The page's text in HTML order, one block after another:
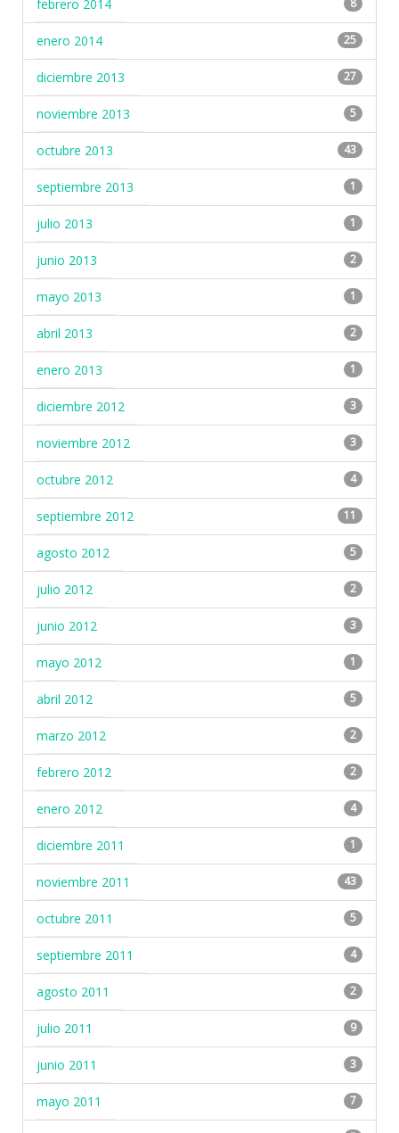
febrero 2014 8
enero 2014 25
diciembre 2013 27
noviembre 2013 5
octubre 2013 43
septiembre 2013 1
julio 2013 1
junio 2013 2
mayo 2013 1
abril 2013 2
enero 2013 1
diciembre 2012 3
noviembre 2012 3
octubre 2012 4
septiembre 2012 11
agosto 2012 5
julio 2012 2
junio 2012 3
mayo 2012 1
abril 2012 5
marzo 2012 2
febrero 2012 2
enero 2012 4
diciembre 2011 1
noviembre 2011 43
octubre 2011 5
septiembre 2011 4
agosto 2011 2
julio 2011 9
junio 2011 3
mayo 2011 7